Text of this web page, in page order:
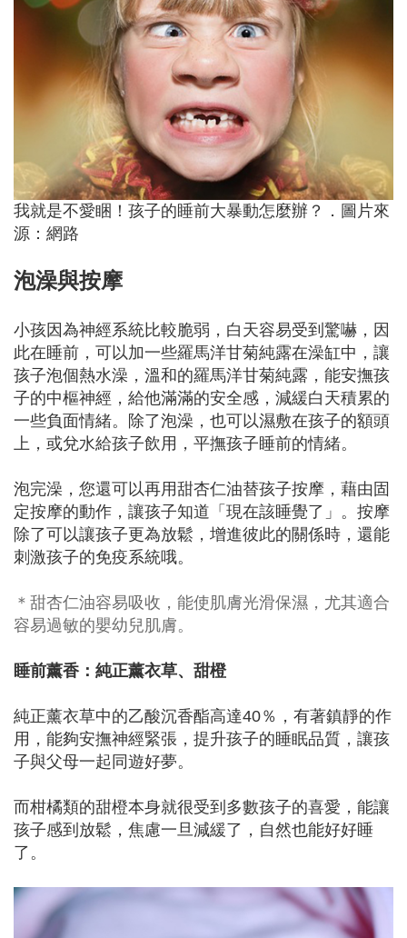
我就是不愛睏！孩子的睡前大暴動怎麼辦？．圖片來
源：網路
泡澡與按摩
小孩因為神經系統比較脆弱，白天容易受到驚嚇，因
此在睡前，可以加一些羅馬洋甘菊純露在澡缸中，讓
孩子泡個熱水澡，溫和的羅馬洋甘菊純露，能安撫孩
子的中樞神經，給他滿滿的安全感，減緩白天積累的
一些負面情緒。除了泡澡，也可以濕敷在孩子的額頭
上，或兌水給孩子飲用，平撫孩子睡前的情緒。
泡完澡，您還可以再用甜杏仁油替孩子按摩，藉由固
定按摩的動作，讓孩子知道「現在該睡覺了」。按摩
除了可以讓孩子更為放鬆，增進彼此的關係時，還能
刺激孩子的免疫系統哦。
＊甜杏仁油容易吸收，能使肌膚光滑保濕，尤其適合
容易過敏的嬰幼兒肌膚。
睡前薰香：純正薰衣草、甜橙
純正薰衣草中的乙酸沉香酯高達40％，有著鎮靜的作
用，能夠安撫神經緊張，提升孩子的睡眠品質，讓孩
子與父母一起同遊好夢。
而柑橘類的甜橙本身就很受到多數孩子的喜愛，能讓
孩子感到放鬆，焦慮一旦減緩了，自然也能好好睡
了。